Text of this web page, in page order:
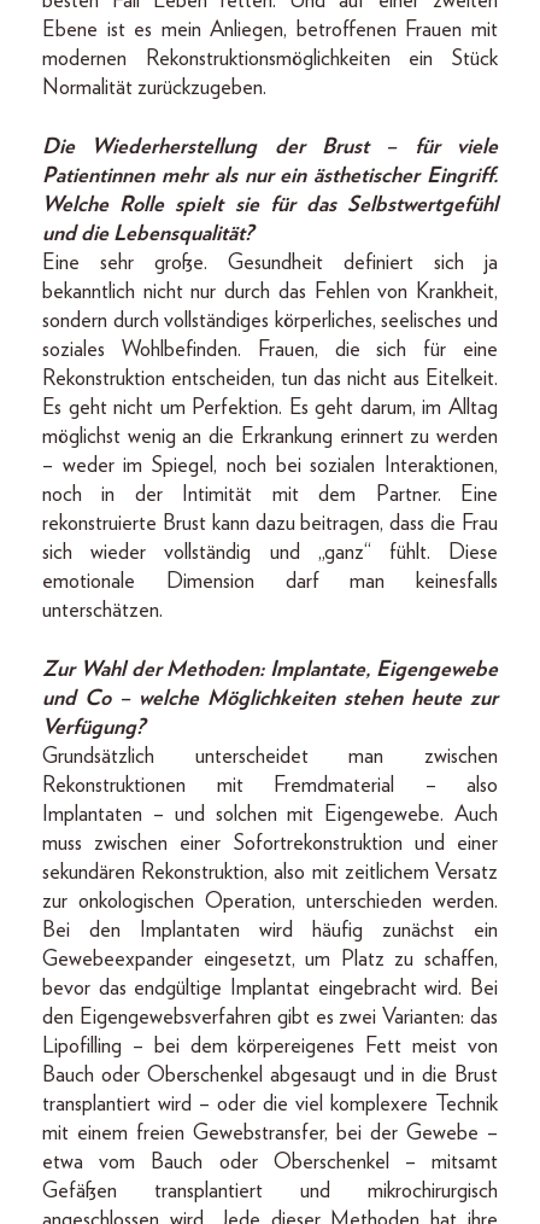
Ebene ist es mein Anliegen, betroffenen Frauen mit
modernen Rekonstruktionsmöglichkeiten ein Stück
Normalität zurückzugeben.
Die Wiederherstellung der Brust – für viele
Patientinnen mehr als nur ein ästhetischer Eingriff.
Welche Rolle spielt sie für das Selbstwertgefühl
und die Lebensqualität?
Eine sehr große. Gesundheit definiert sich ja
bekanntlich nicht nur durch das Fehlen von Krankheit,
sondern durch vollständiges körperliches, seelisches und
soziales Wohlbefinden. Frauen, die sich für eine
Rekonstruktion entscheiden, tun das nicht aus Eitelkeit.
Es geht nicht um Perfektion. Es geht darum, im Alltag
möglichst wenig an die Erkrankung erinnert zu werden
– weder im Spiegel, noch bei sozialen Interaktionen,
noch in der Intimität mit dem Partner. Eine
rekonstruierte Brust kann dazu beitragen, dass die Frau
sich wieder vollständig und „ganz“ fühlt. Diese
emotionale Dimension darf man keinesfalls
unterschätzen.
Zur Wahl der Methoden: Implantate, Eigengewebe
und Co – welche Möglichkeiten stehen heute zur
Verfügung?
Grundsätzlich unterscheidet man zwischen
Rekonstruktionen mit Fremdmaterial – also
Implantaten – und solchen mit Eigengewebe. Auch
muss zwischen einer Sofortrekonstruktion und einer
sekundären Rekonstruktion, also mit zeitlichem Versatz
zur onkologischen Operation, unterschieden werden.
Bei den Implantaten wird häufig zunächst ein
Gewebeexpander eingesetzt, um Platz zu schaffen,
bevor das endgültige Implantat eingebracht wird. Bei
den Eigengewebsverfahren gibt es zwei Varianten: das
Lipofilling – bei dem körpereigenes Fett meist von
Bauch oder Oberschenkel abgesaugt und in die Brust
transplantiert wird – oder die viel komplexere Technik
mit einem freien Gewebstransfer, bei der Gewebe –
etwa vom Bauch oder Oberschenkel – mitsamt
Gefäßen transplantiert und mikro­chirurgisch